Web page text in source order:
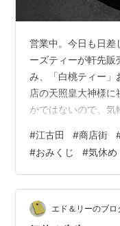
営業中。今日も日差
ーズティーが軒先販
み、「白桃ティー」
店の天照皇大神様
かではないので、気
みくじ #気休めも時
#江古田 #商店街
#おみくじ #気休め
エド＆リーのブロ